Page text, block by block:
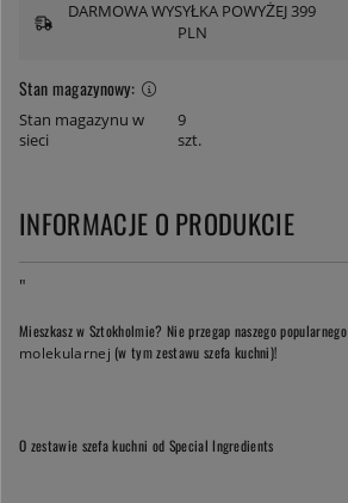
Stan magazynowy:
Stan magazynu w
sieci
9
szt.
DARMOWA WYSYŁKA POWYŻEJ 399
PLN
INFORMACJE O PRODUKCIE
"
Mieszkasz w Sztokholmie? Nie przegap naszego popularnego
molekularnej (w tym zestawu szefa kuchni)!
O zestawie szefa kuchni od Special Ingredients